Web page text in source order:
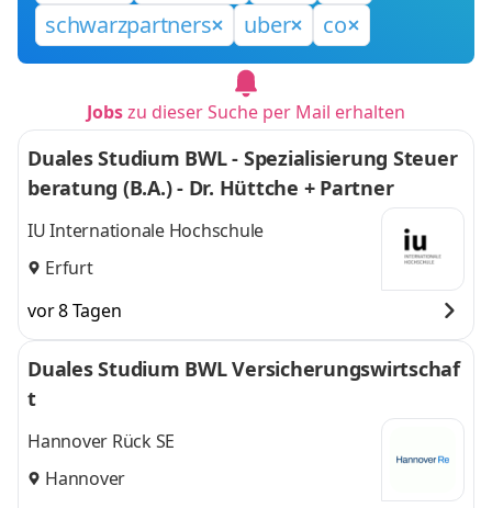
schwarzpartners
uber co
Jobszu dieser Suche per Mail erhalten
Duales Studium BWL - Spezialisierung Steuer
beratung (B.A.) - Dr. Hüttche + Partner
IU Internationale Hochschule
Erfurt
vor 8 Tagen
Duales Studium BWL Versicherungswirtschaf
t
Hannover Rück SE
Hannover